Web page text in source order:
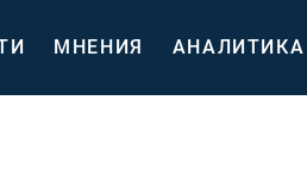
МНЕНИЯ АНАЛИТИКА